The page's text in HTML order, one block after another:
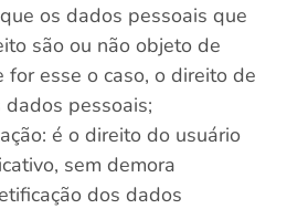
os dados pessoais que
são ou não objeto de
for esse o caso, o direito de
dados pessoais;
é o direito do usuário
sem demora
dos dados